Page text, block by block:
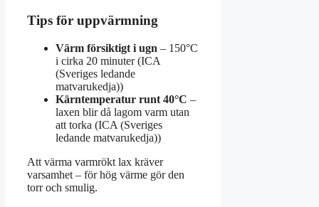
Tips för uppvärmning
Värm försiktigt i ugn – 150°C
i cirka 20 minuter (ICA
(Sveriges ledande
matvarukedja))
Kärntemperatur runt 40°C –
laxen blir då lagom varm utan
att torka (ICA (Sveriges
ledande matvarukedja))
Att värma varmrökt lax kräver
varsamhet – för hög värme gör den
torr och smulig.